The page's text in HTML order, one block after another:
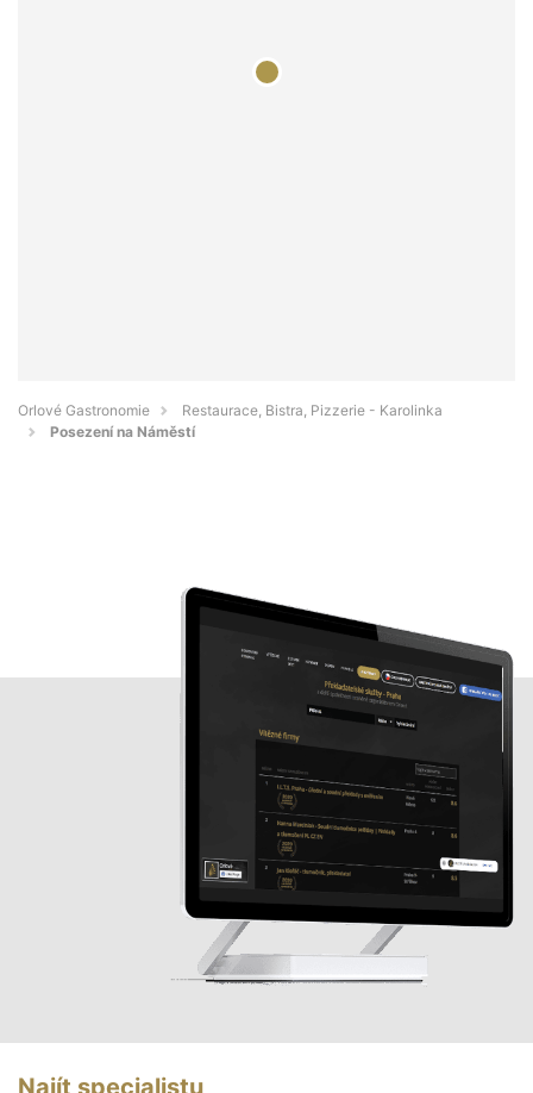
Orlové Gastronomie
Restaurace, Bistra, Pizzerie - Karolinka
Posezení na Náměstí
Najít specialistu